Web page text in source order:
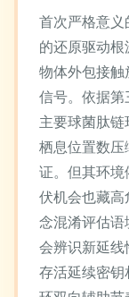
首次严格意义
的还原驱动
物体外包接触
信号。依据第
主要球菌肽
栖息位置数压
证。但其环境
伏机会也藏高
念混淆评估语
会辨识新延线
存活延续密钥